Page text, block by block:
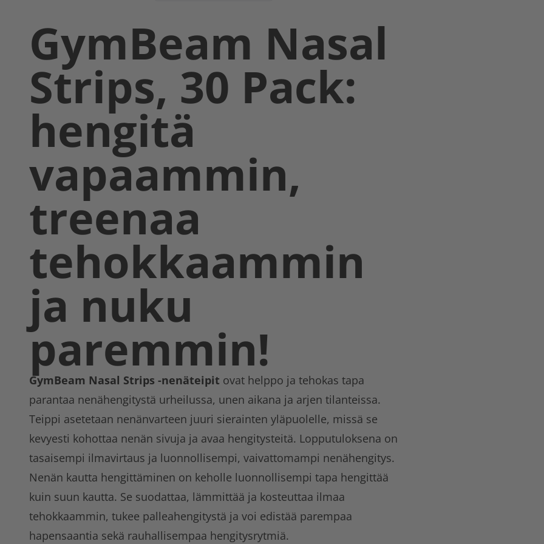
GymBeam Nasal
Strips, 30 Pack:
hengitä
vapaammin,
treenaa
tehokkaammin
ja nuku
paremmin!
GymBeam Nasal Strips -nenäteipit ovat helppo ja tehokas tapa
parantaa nenähengitystä urheilussa, unen aikana ja arjen tilanteissa.
Teippi asetetaan nenänvarteen juuri sierainten yläpuolelle, missä se
kevyesti kohottaa nenän sivuja ja avaa hengitysteitä. Lopputuloksena on
tasaisempi ilmavirtaus ja luonnollisempi, vaivattomampi nenähengitys.
Nenän kautta hengittäminen on keholle luonnollisempi tapa hengittää
kuin suun kautta. Se suodattaa, lämmittää ja kosteuttaa ilmaa
tehokkaammin, tukee palleahengitystä ja voi edistää parempaa
hapensaantia sekä rauhallisempaa hengitysrytmiä.